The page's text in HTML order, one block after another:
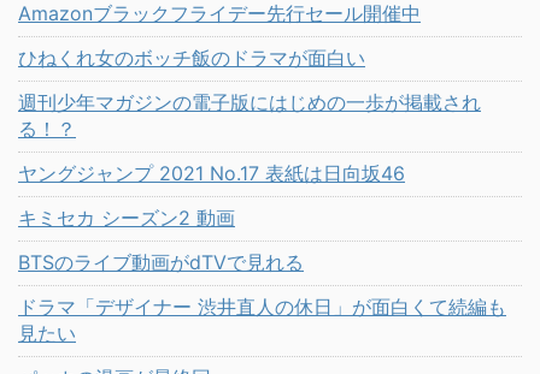
Amazonブラックフライデー先行セール開催中
ひねくれ女のボッチ飯のドラマが面白い
週刊少年マガジンの電子版にはじめの一歩が掲載され
る！？
ヤングジャンプ 2021 No.17 表紙は日向坂46
キミセカ シーズン2 動画
BTSのライブ動画がdTVで見れる
ドラマ「デザイナー 渋井直人の休日」が面白くて続編も
見たい